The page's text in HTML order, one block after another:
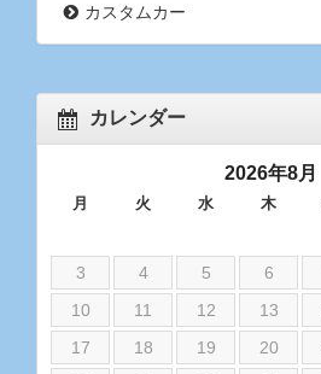
カスタムカー
カレンダー
2026年8月
月 火 水 木
3
4 5 6
10
11 12 13
17
18 19 20